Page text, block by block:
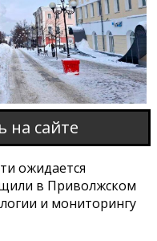
на сайте
ожидается
в Приволжском
и мониторингу